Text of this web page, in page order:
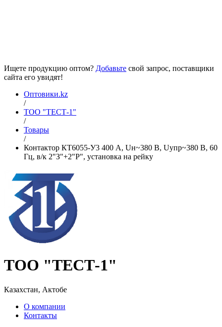
Ищете продукцию оптом? Добавьте свой запрос, поставщики
сайта его увидят!
Оптовики.kz
/
ТОО "ТЕСТ-1"
/
Товары
/
Контактор КТ6055-У3 400 А, Uн~380 В, Uупр~380 В, 60
Гц, в/к 2"З"+2"Р", установка на рейку
ТОО "ТЕСТ-1"
Казахстан, Актобе
О компании
Контакты